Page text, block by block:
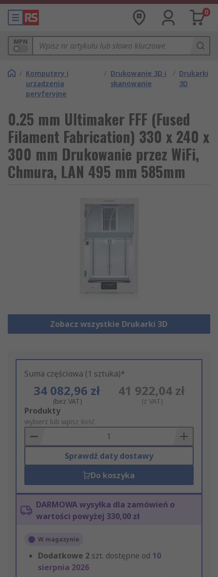
0
MPN
/ Komputery i
urządzenia
peryferyjne
/ Drukowanie 3D i
skanowanie
/ Drukarki
3D
0.25 mm Ultimaker FFF (Fused
Filament Fabrication) 330 x 240 x
300 mm Drukowanie przez WiFi,
Chmura, LAN 495 mm 585mm
Zobacz wszystkie Drukarki 3D
Suma częściowa (1 sztuka)*
34 082,96 zł
(bez VAT)
41 922,04 zł
(z VAT)
Add
to
Basket
Produkty
wybierz lub wpisz ilość
Sprawdź daty dostawy
Do koszyka
DARMOWA wysyłka dla zamówień o
wartości powyżej 330,00 zł
W magazynie
Dodatkowe 2 szt. dostępne od 10
sierpnia 2026